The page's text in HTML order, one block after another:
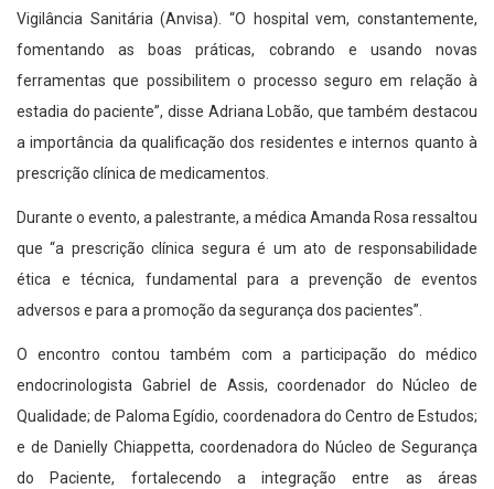
Vigilância Sanitária (Anvisa). “O hospital vem, constantemente,
fomentando as boas práticas, cobrando e usando novas
ferramentas que possibilitem o processo seguro em relação à
estadia do paciente”, disse Adriana Lobão, que também destacou
a importância da qualificação dos residentes e internos quanto à
prescrição clínica de medicamentos.
Durante o evento, a palestrante, a médica Amanda Rosa ressaltou
que “a prescrição clínica segura é um ato de responsabilidade
ética e técnica, fundamental para a prevenção de eventos
adversos e para a promoção da segurança dos pacientes”.
O encontro contou também com a participação do médico
endocrinologista Gabriel de Assis, coordenador do Núcleo de
Qualidade; de Paloma Egídio, coordenadora do Centro de Estudos;
e de Danielly Chiappetta, coordenadora do Núcleo de Segurança
do Paciente, fortalecendo a integração entre as áreas